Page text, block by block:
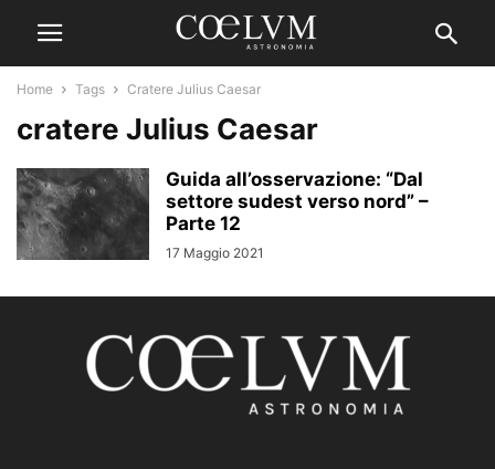
Home Tags Cratere Julius Caesar
cratere Julius Caesar
Guida all’osservazione: “Dal
settore sudest verso nord” –
Parte 12
17 Maggio 2021